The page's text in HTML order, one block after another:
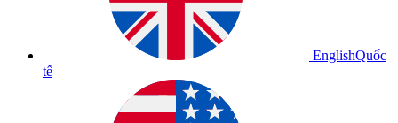
EnglishQuốc
tế